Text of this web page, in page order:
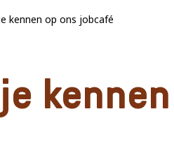
kennen op ons jobcafé